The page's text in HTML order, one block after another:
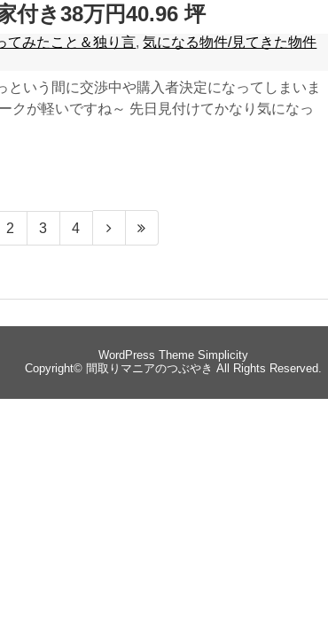
付き38万円40.96 坪
てみたこと＆独り言,気になる物件/見てきた物件
という間に交渉中や購入者決定になってしまいま
クが軽いですね～ 先日見付けてかなり気になっ
2 3 4
WordPress Theme Simplicity
Copyright© 間取りマニアのつぶやき All Rights Reserved.